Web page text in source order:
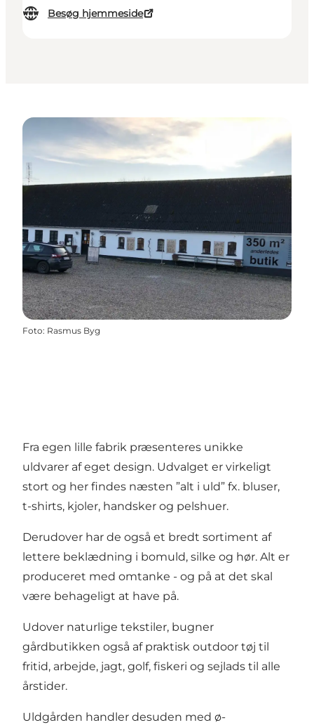
Besøg hjemmeside
Foto: Rasmus Byg
Fra egen lille fabrik præsenteres unikke
uldvarer af eget design. Udvalget er virkeligt
stort og her findes næsten ”alt i uld” fx. bluser,
t-shirts, kjoler, handsker og pelshuer.
Derudover har de også et bredt sortiment af
lettere beklædning i bomuld, silke og hør. Alt er
produceret med omtanke - og på at det skal
være behageligt at have på.
Udover naturlige tekstiler, bugner
gårdbutikken også af praktisk outdoor tøj til
fritid, arbejde, jagt, golf, fiskeri og sejlads til alle
årstider.
Uldgården handler desuden med ø-